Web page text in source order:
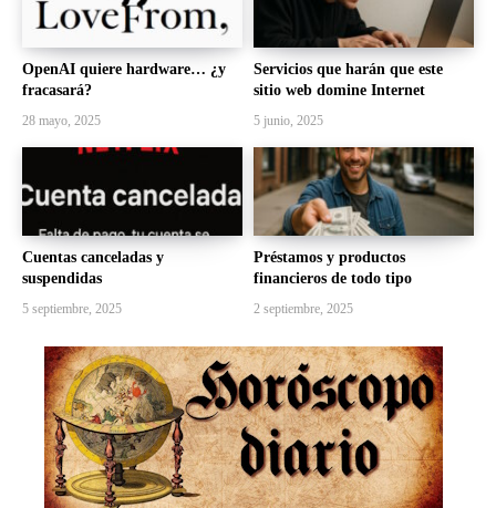
OpenAI quiere hardware… ¿y
fracasará?
28 mayo, 2025
Servicios que harán que este
sitio web domine Internet
5 junio, 2025
Cuentas canceladas y
suspendidas
5 septiembre, 2025
Préstamos y productos
financieros de todo tipo
2 septiembre, 2025